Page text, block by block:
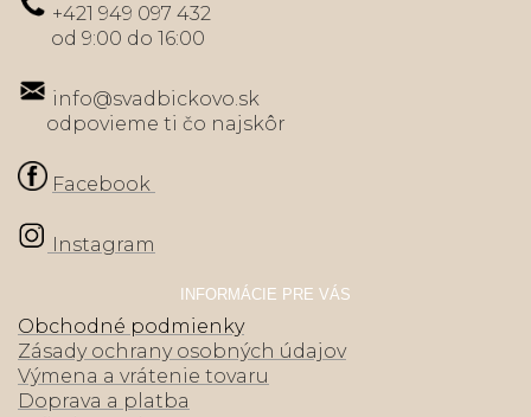
+421 949 097 432
od 9:00 do 16:00
info@svadbickovo.sk
odpovieme ti čo najskôr
Facebook
Instagram
INFORMÁCIE PRE VÁS
Obchodné podmienky
Zásady ochrany osobných údajov
Výmena a vrátenie tovaru
Doprava a platba